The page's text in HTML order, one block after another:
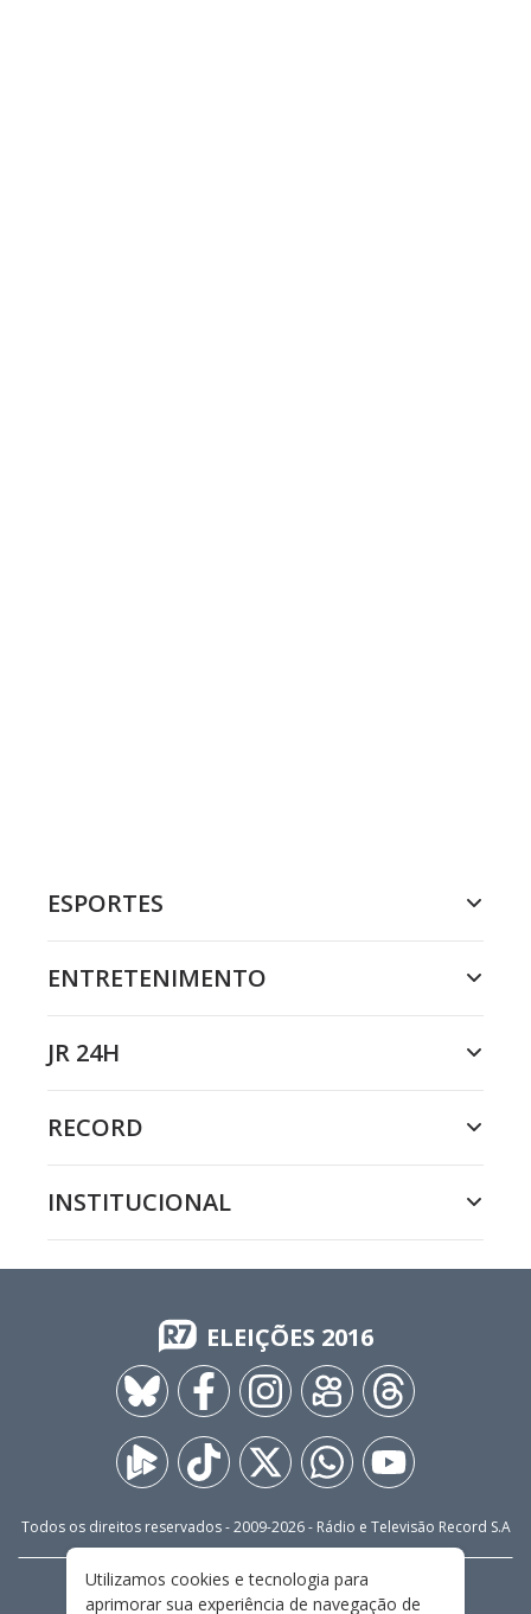
ESPORTES
ENTRETENIMENTO
JR 24H
RECORD
INSTITUCIONAL
ELEIÇÕES 2016
Todos os direitos reservados - 2009-2026- Rádio e Televisão Record S.A
FALE CONOSCO
PRIVACIDADE
Utilizamos cookies e tecnologia para
aprimorar sua experiência de navegação de